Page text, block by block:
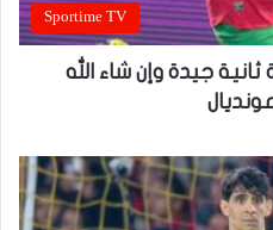
Sportime TV
ثانية جيدة وإن شاء الله